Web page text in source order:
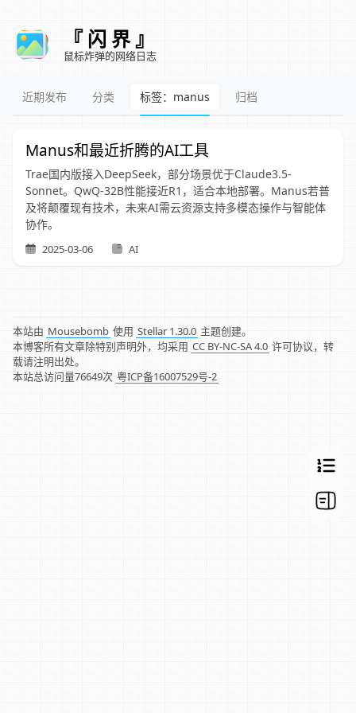
『 闪 界 』
鼠标炸弹的网络日志
近期发布 分类 标签：manus 归档
Manus和最近折腾的AI工具
Trae国内版接入DeepSeek，部分场景优于Claude3.5-
Sonnet。QwQ-32B性能接近R1，适合本地部署。Manus若普
及将颠覆现有技术，未来AI需云资源支持多模态操作与智能体
协作。
2025-03-06 AI
本站由 Mousebomb 使用 Stellar 1.30.0 主题创建。
本博客所有文章除特别声明外，均采用 CC BY-NC-SA 4.0 许可协议，转
载请注明出处。
本站总访问量76649次 粤ICP备16007529号-2